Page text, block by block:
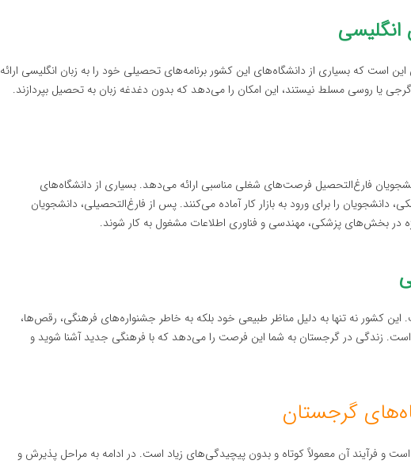
انگلیسی
است که بسیاری از دانشگاه‌های این کشور برنامه‌های تحصیلی خود را به زبان انگلیسی ارائه
یا روسی مسلط نیستند، این امکان را می‌دهد که بدون دغدغه زبان به تحصیل بپردازند.
فارغ‌التحصیل فرصت‌های شغلی مناسبی ارائه می‌دهد. بسیاری از دانشگاه‌های
دانشجویان را برای ورود به بازار کار آماده می‌کنند. پس از فارغ‌التحصیلی، دانشجویان
در بخش‌های پزشکی، مهندسی و فناوری اطلاعات مشغول به کار شوند.
کشور نه تنها به دلیل مناظر طبیعی خود بلکه به خاطر جشنواره‌های فرهنگی، رقص‌ها،
زندگی در گرجستان به شما این فرصت را می‌دهد که با فرهنگی جدید آشنا شوید و
گرجستان
و فرآیند آن معمولاً کوتاه و بدون پیچیدگی‌های زیاد است. در ادامه به مراحل پذیرش و